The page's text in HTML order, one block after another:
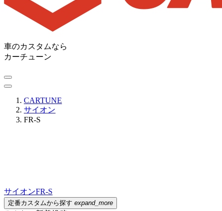
車のカスタムなら
カーチューン
CARTUNE
サイオン
FR-S
サイオンFR-S
定番カスタムから探す expand_more